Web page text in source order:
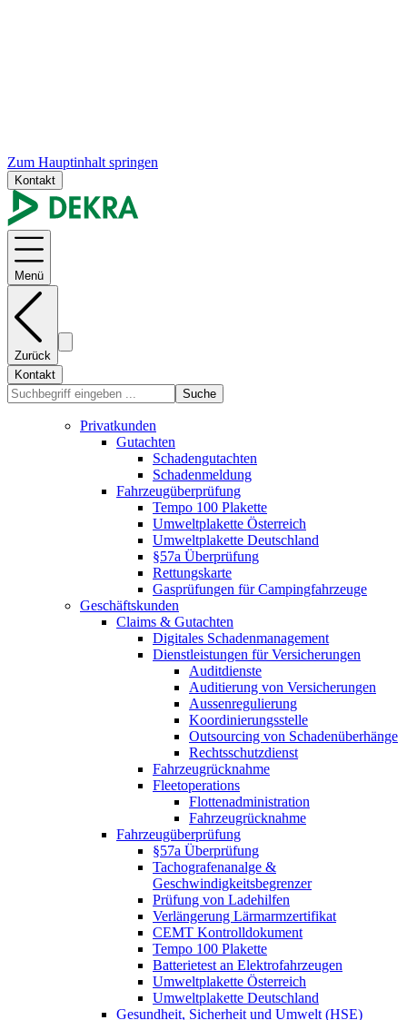
Zum Hauptinhalt springen
Kontakt
Menü
Zurück
Kontakt
Suche
Privatkunden
Gutachten
Schadengutachten
Schadenmeldung
Fahrzeugüberprüfung
Tempo 100 Plakette
Umweltplakette Österreich
Umweltplakette Deutschland
§57a Überprüfung
Rettungskarte
Gasprüfungen für Campingfahrzeuge
Geschäftskunden
Claims & Gutachten
Digitales Schadenmanagement
Dienstleistungen für Versicherungen
Auditdienste
Auditierung von Versicherungen
Aussenregulierung
Koordinierungsstelle
Outsourcing von Schadenüberhänge
Rechtsschutzdienst
Fahrzeugrücknahme
Fleetoperations
Flottenadministration
Fahrzeugrücknahme
Fahrzeugüberprüfung
§57a Überprüfung
Tachografenanalge &
Geschwindigkeitsbegrenzer
Prüfung von Ladehilfen
Verlängerung Lärmarmzertifikat
CEMT Kontrolldokument
Tempo 100 Plakette
Batterietest an Elektrofahrzeugen
Umweltplakette Österreich
Umweltplakette Deutschland
Gesundheit, Sicherheit und Umwelt (HSE)